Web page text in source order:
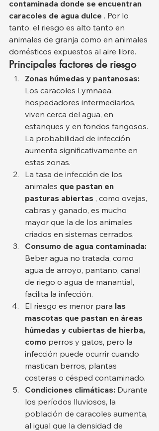
contaminada donde se encuentran
caracoles de agua dulce . Por lo
tanto, el riesgo es alto tanto en
animales de granja como en animales
domésticos expuestos al aire libre.
Principales factores de riesgo
Zonas húmedas y pantanosas:
Los caracoles Lymnaea,
hospedadores intermediarios,
viven cerca del agua, en
estanques y en fondos fangosos.
La probabilidad de infección
aumenta significativamente en
estas zonas.
La tasa de infección de los
animales que pastan en
pasturas abiertas , como ovejas,
cabras y ganado, es mucho
mayor que la de los animales
criados en sistemas cerrados.
Consumo de agua contaminada:
Beber agua no tratada, como
agua de arroyo, pantano, canal
de riego o agua de manantial,
facilita la infección.
El riesgo es menor para las
mascotas que pastan en áreas
húmedas y cubiertas de hierba,
como perros y gatos, pero la
infección puede ocurrir cuando
mastican berros, plantas
costeras o césped contaminado.
Condiciones climáticas: Durante
los períodos lluviosos, la
población de caracoles aumenta,
al igual que la densidad de